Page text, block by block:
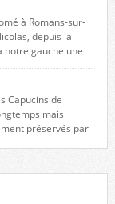
à Romans-sur-
depuis la
notre gauche une
sont ornées de
on peut voir une
Capucins de
mais
préservés par
des Capucins ! Petit